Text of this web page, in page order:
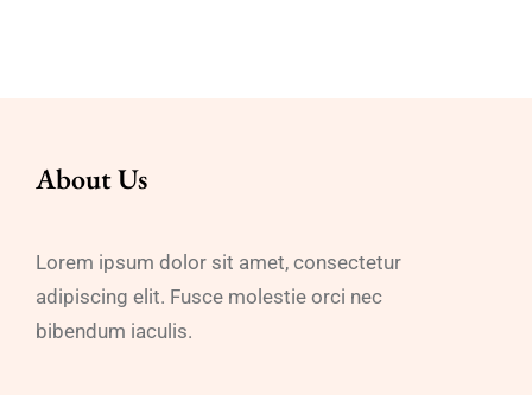
About Us
Lorem ipsum dolor sit amet, consectetur
adipiscing elit. Fusce molestie orci nec
bibendum iaculis.